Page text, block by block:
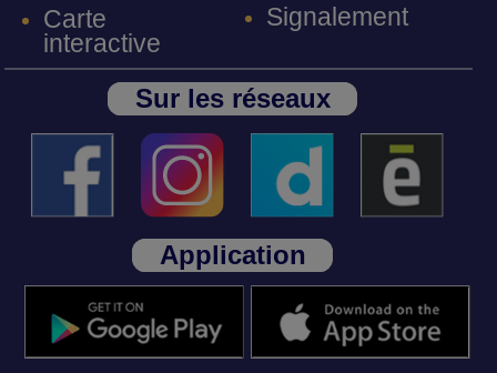
Carte
interactive
Signalement
Sur les réseaux
Application